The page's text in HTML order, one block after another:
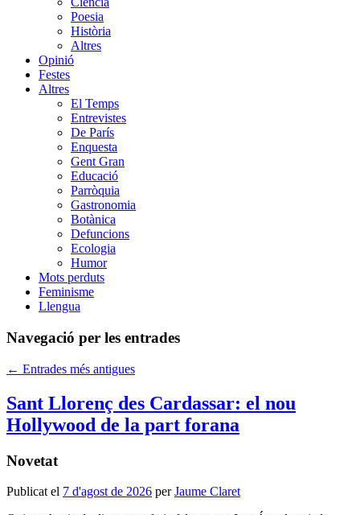
Poesia
Història
Altres
Opinió
Festes
Altres
El Temps
Entrevistes
De París
Enquesta
Gent Gran
Educació
Parròquia
Gastronomia
Botànica
Defuncions
Ecologia
Humor
Mots perduts
Feminisme
Llengua
Navegació per les entrades
← Entrades més antigues
Sant Llorenç des Cardassar: el nou
Hollywood de la part forana
Novetat
Publicat el 7 d'agost de 2026 perJaume Claret